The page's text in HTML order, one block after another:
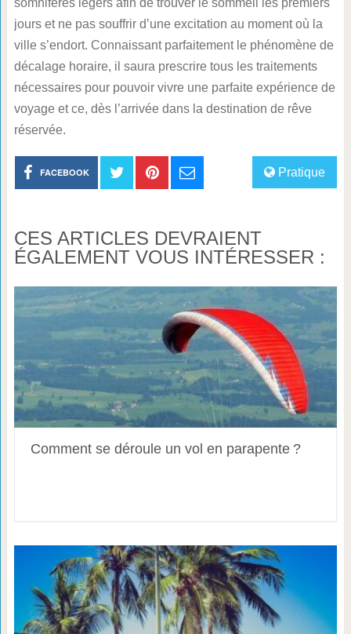
jours et ne pas souffrir d’une excitation au moment où la
ville s’endort. Connaissant parfaitement le phénomène de
décalage horaire, il saura prescrire tous les traitements
nécessaires pour pouvoir vivre une parfaite expérience de
voyage et ce, dès l’arrivée dans la destination de rêve
réservée.
Pratique
FACEBOOK
CES ARTICLES DEVRAIENT
ÉGALEMENT VOUS INTÉRESSER :
Comment se déroule un vol en parapente ?